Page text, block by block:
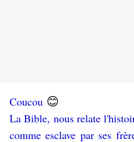
Coucou 😊
La Bible, nous relate
comme esclave par ses